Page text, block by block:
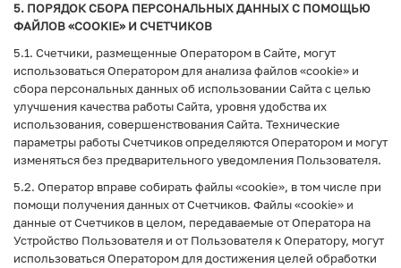
5. ПОРЯДОК СБОРА ПЕРСОНАЛЬНЫХ ДАННЫХ С ПОМОЩЬЮ
ФАЙЛОВ «COOKIE» И СЧЕТЧИКОВ
5.1. Счетчики, размещенные Оператором в Сайте, могут
использоваться Оператором для анализа файлов «cookie» и
сбора персональных данных об использовании Сайта с целью
улучшения качества работы Сайта, уровня удобства их
использования, совершенствования Сайта. Технические
параметры работы Счетчиков определяются Оператором и могут
изменяться без предварительного уведомления Пользователя.
5.2. Оператор вправе собирать файлы «cookie», в том числе при
помощи получения данных от Счетчиков. Файлы «cookie» и
данные от Счетчиков в целом, передаваемые от Оператора на
Устройство Пользователя и от Пользователя к Оператору, могут
использоваться Оператором для достижения целей обработки